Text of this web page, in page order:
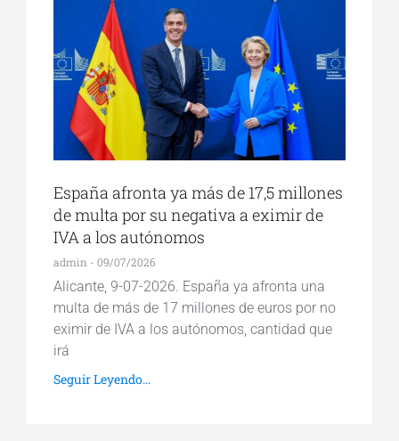
España afronta ya más de 17,5 millones
de multa por su negativa a eximir de
IVA a los autónomos
admin 09/07/2026
Alicante, 9-07-2026. España ya afronta una
multa de más de 17 millones de euros por no
eximir de IVA a los autónomos, cantidad que
irá
Seguir Leyendo...